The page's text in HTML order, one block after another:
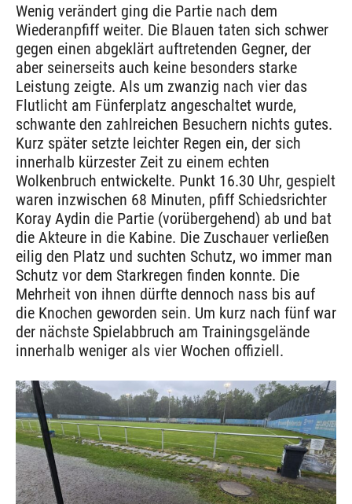
Wenig verändert ging die Partie nach dem
Wiederanpfiff weiter. Die Blauen taten sich schwer
gegen einen abgeklärt auftretenden Gegner, der
aber seinerseits auch keine besonders starke
Leistung zeigte. Als um zwanzig nach vier das
Flutlicht am Fünferplatz angeschaltet wurde,
schwante den zahlreichen Besuchern nichts gutes.
Kurz später setzte leichter Regen ein, der sich
innerhalb kürzester Zeit zu einem echten
Wolkenbruch entwickelte. Punkt 16.30 Uhr, gespielt
waren inzwischen 68 Minuten, pfiff Schiedsrichter
Koray Aydin die Partie (vorübergehend) ab und bat
die Akteure in die Kabine. Die Zuschauer verließen
eilig den Platz und suchten Schutz, wo immer man
Schutz vor dem Starkregen finden konnte. Die
Mehrheit von ihnen dürfte dennoch nass bis auf
die Knochen geworden sein. Um kurz nach fünf war
der nächste Spielabbruch am Trainingsgelände
innerhalb weniger als vier Wochen offiziell.